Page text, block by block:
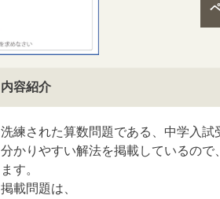
内容紹介
洗練された算数問題である、中学入試
分かりやすい解法を掲載しているの
ます。
掲載問題は、